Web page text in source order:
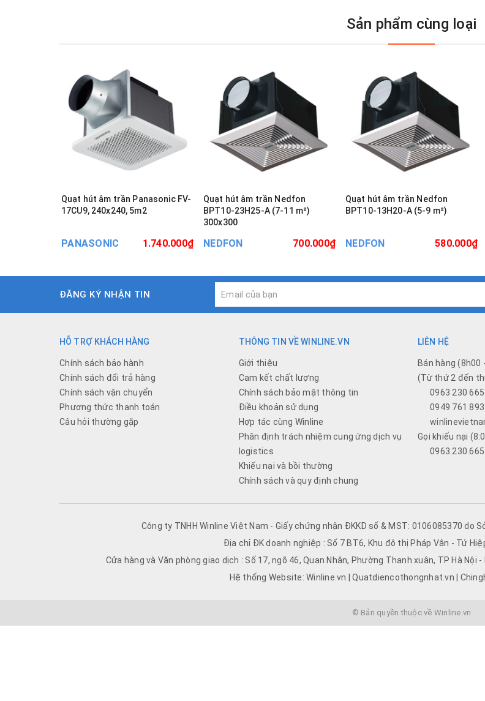
Sản phẩm cùng loại
Quạt hút âm trần Panasonic FV-
17CU9, 240x240, 5m2
PANASONIC 1.740.000₫
Quạt hút âm trần Nedfon
BPT10-23H25-A (7-11 m²)
300x300
NEDFON 700.000₫
Quạt hút âm trần Nedfon
BPT10-13H20-A (5-9 m²)
NEDFON 580.000₫
ĐĂNG KÝ NHẬN TIN
HỖ TRỢ KHÁCH HÀNG
Chính sách bảo hành
Chính sách đổi trả hàng
Chính sách vận chuyển
Phương thức thanh toán
Câu hỏi thường gặp
THÔNG TIN VỀ WINLINE.VN
Giới thiệu
Cam kết chất lượng
Chính sách bảo mật thông tin
Điều khoản sử dụng
Hợp tác cùng Winline
Phân định trách nhiệm cung ứng dịch vụ
logistics
Khiếu nại và bồi thường
Chính sách và quy định chung
LIÊN HỆ
Bán hàng (8h00
(Từ thứ 2 đến
0963 230 665
0949 761 893
Gọi khiếu nại
0963.230.665
Công ty TNHH Winline Việt Nam - Giấy chứng nhận ĐKKD số & MST: 0106085370 do
Địa chỉ ĐK doanh nghiệp : Số 7 BT6, Khu đô thị Pháp Vân - Tứ
Cửa hàng và Văn phòng giao dịch : Số 17, ngõ 46, Quan Nhân, Phường Thanh xuân, TP Hà
Hệ thống Website: Winline.vn | Quatdiencothongnhat.vn |
© Bản quyền thuộc về Winline.vn